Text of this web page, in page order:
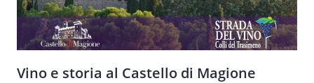
Vino e storia al Castello di Magione